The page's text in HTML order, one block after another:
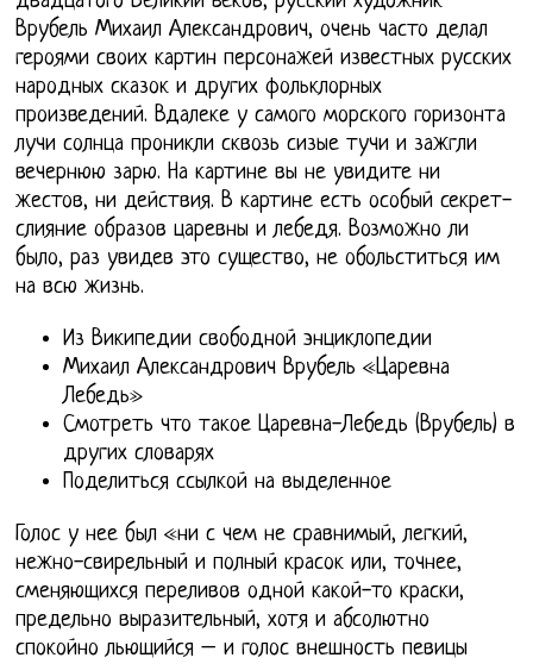
Врубель Михаил Александрович, очень часто делал
героями своих картин персонажей известных русских
народных сказок и других фольклорных
произведений. Вдалеке у самого морского горизонта
лучи солнца проникли сквозь сизые тучи и зажгли
вечернюю зарю. На картине вы не увидите ни
жестов, ни действия. В картине есть особый секрет-
слияние образов царевны и лебедя. Возможно ли
было, раз увидев это существо, не обольститься им
на всю жизнь.
Из Википедии свободной энциклопедии
Михаил Александрович Врубель «Царевна
Лебедь»
Смотреть что такое Царевна-Лебедь (Врубель) в
других словарях
Поделиться ссылкой на выделенное
Голос у нее был «ни с чем не сравнимый, легкий,
нежно-свирельный и полный красок или, точнее,
сменяющихся переливов одной какой-то краски,
предельно выразительный, хотя и абсолютно
спокойно льющийся – и голос внешность певицы